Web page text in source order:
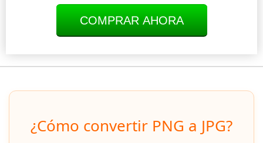
COMPRAR AHORA
¿Cómo convertir PNG a JPG?